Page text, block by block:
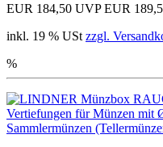
EUR 184,50 UVP EUR
inkl. 19 % USt zzgl.
%